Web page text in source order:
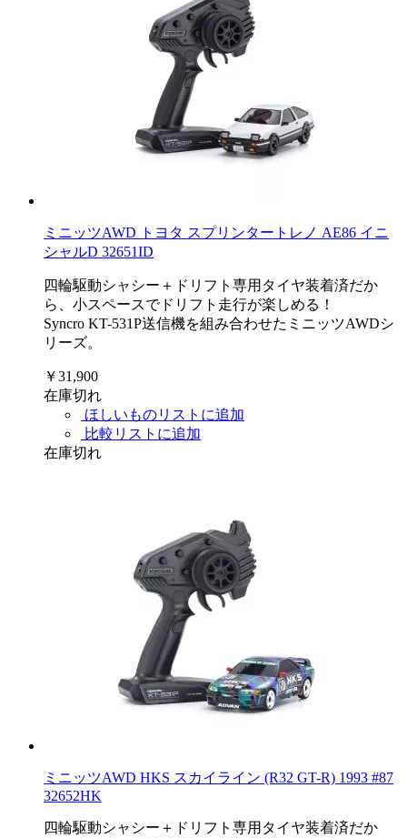
ミニッツAWD トヨタ スプリンタートレノ AE86 イニ
シャルD 32651ID
四輪駆動シャシー＋ドリフト専用タイヤ装着済だか
ら、小スペースでドリフト走行が楽しめる！
Syncro KT-531P送信機を組み合わせたミニッツAWDシ
リーズ。
￥31,900
在庫切れ
ほしいものリストに追加
比較リストに追加
在庫切れ
ミニッツAWD HKS スカイライン (R32 GT-R) 1993 #87
32652HK
四輪駆動シャシー＋ドリフト専用タイヤ装着済だか